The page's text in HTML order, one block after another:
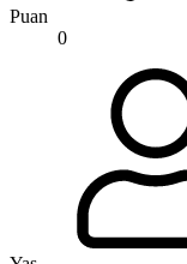
Puan
0